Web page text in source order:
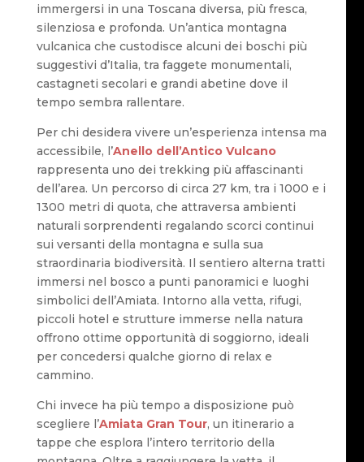
immergersi in una Toscana diversa, più fresca,
silenziosa e profonda. Un’antica montagna
vulcanica che custodisce alcuni dei boschi più
suggestivi d’Italia, tra faggete monumentali,
castagneti secolari e grandi abetine dove il
tempo sembra rallentare.
Per chi desidera vivere un’esperienza intensa ma
accessibile, l’Anello dell’Antico Vulcano
rappresenta uno dei trekking più affascinanti
dell’area. Un percorso di circa 27 km, tra i 1000 e i
1300 metri di quota, che attraversa ambienti
naturali sorprendenti regalando scorci continui
sui versanti della montagna e sulla sua
straordinaria biodiversità. Il sentiero alterna tratti
immersi nel bosco a punti panoramici e luoghi
simbolici dell’Amiata. Intorno alla vetta, rifugi,
piccoli hotel e strutture immerse nella natura
offrono ottime opportunità di soggiorno, ideali
per concedersi qualche giorno di relax e
cammino.
Chi invece ha più tempo a disposizione può
scegliere l’Amiata Gran Tour, un itinerario a
tappe che esplora l’intero territorio della